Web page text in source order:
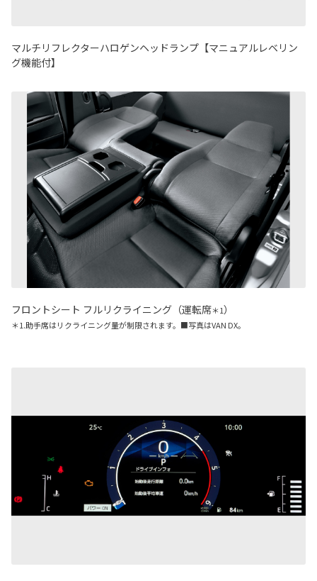
マルチリフレクターハロゲンヘッドランプ【マニュアルレベリン
グ機能付】
フロントシート フルリクライニング（運転席＊1）
＊1.助手席はリクライニング量が制限されます。■写真はVAN DX。